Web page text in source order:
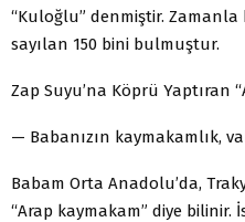
“Kuloğlu” denmiştir.
sayılan 150 bini bulmuştur.
Zap Suyu’na Köprü Yaptıran
— Babanızın kaymakamlık,
Babam Orta Anadolu’da,
“Arap kaymakam” diye bilinir.